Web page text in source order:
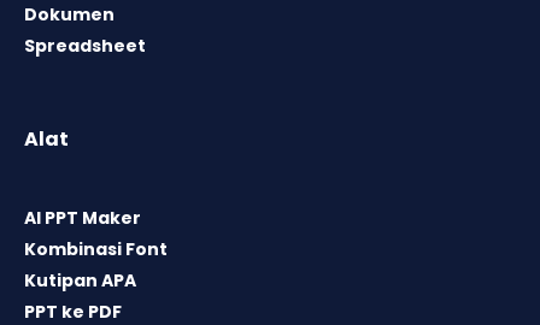
Dokumen
Spreadsheet
Alat
AI PPT Maker
Kombinasi Font
Kutipan APA
PPT ke PDF